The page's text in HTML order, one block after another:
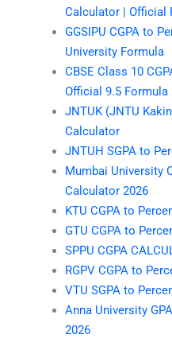
Calculator | Official
GGSIPU CGPA to
University Formula
CBSE Class 10
Official 9.5 Formula
JNTUK (JNTU
Calculator
JNTUH SGPA to
Mumbai University
Calculator 2026
KTU CGPA to
GTU CGPA to
SPPU CGPA
RGPV CGPA to
VTU SGPA to
Anna University
2026